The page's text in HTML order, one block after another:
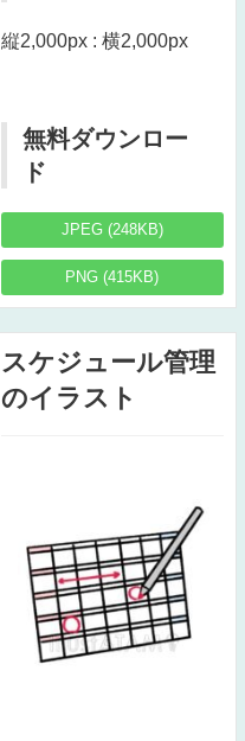
縦2,000px : 横2,000px
無料ダウンロー
ド
JPEG (248KB)
PNG (415KB)
スケジュール管理
のイラスト